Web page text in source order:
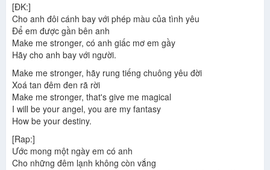
[ĐK:]
Cho anh đôi cánh bay với phép màu của tình yêu
Để em được gần bên anh
Make me stronger, có anh giấc mơ em gầy
Hãy cho anh bay với người.
Make me stronger, hãy rung tiếng chuông yêu đời
Xoá tan đêm đen rã rời
Make me stronger, that's give me magical
I will be your angel, you are my fantasy
How be your destiny.
[Rap:]
Ước mong một ngày em có anh
Cho những đêm lạnh không còn vắng